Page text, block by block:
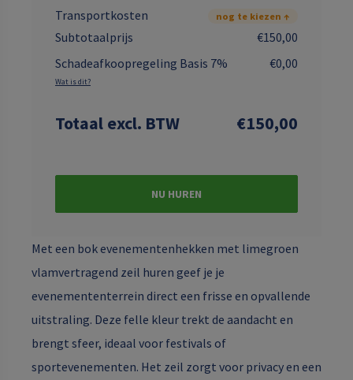
Transportkosten nog te kiezen ↑
Subtotaalprijs
€150,00
Schadeafkoopregeling Basis 7%
€0,00
Wat is dit?
Totaal excl. BTW €150,00
NU HUREN
Met een bok evenementenhekken met limegroen
vlamvertragend zeil huren geef je je
evenemententerrein direct een frisse en opvallende
uitstraling. Deze felle kleur trekt de aandacht en
brengt sfeer, ideaal voor festivals of
sportevenementen. Het zeil zorgt voor privacy en een